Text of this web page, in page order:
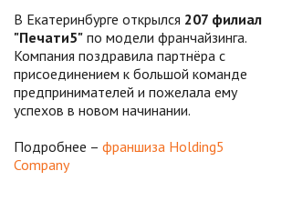
В Екатеринбурге открылся 207 филиал
"Печати5" по модели франчайзинга.
Компания поздравила партнёра с
присоединением к большой команде
предпринимателей и пожелала ему
успехов в новом начинании.
Подробнее – франшиза Holding5
Company